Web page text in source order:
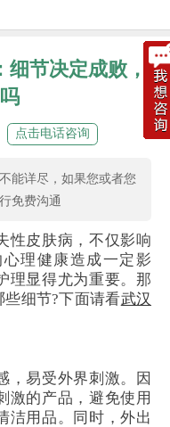
节决定成败，
点击电话咨询
能详尽，如果您或者您
免费沟通
性皮肤病，不仅影响
理健康造成一定影
理显得尤为重要。那
细节?下面请看武汉
易受外界刺激。因
激的产品，避免使用
洁用品。同时，外出